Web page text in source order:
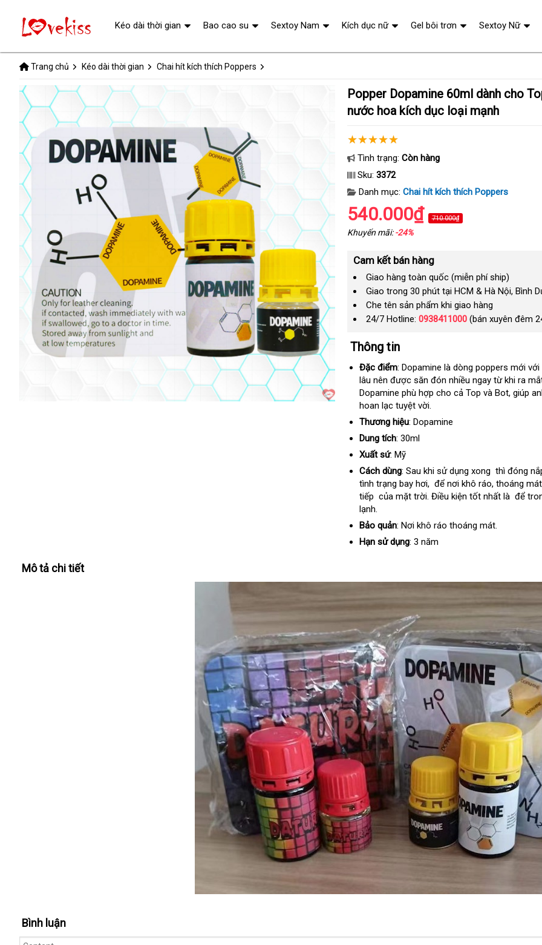
Trang chủ Kéo dài thời gian Chai hít kích thích Poppers
Popper Dopamine 60ml dành cho Top Bot chính hãng
nước hoa kích dục loại mạnh
Tình trạng: Còn hàng
Sku: 3372
Danh mục: Chai hít kích thích Poppers
540.000₫ 710.000₫
Khuyến mãi:-24%
Cam kết bán hàng
Giao hàng toàn quốc (miễn phí ship)
Giao trong 30 phút tại HCM & Hà Nội, Bình
Che tên sản phẩm khi giao hàng
24/7 Hotline: 0938411000(bán xuyên đêm
Thông tin
Đặc điểm: Dopamine là dòng poppers mới đổi
trả
với
lâu nên bền
được săn đón nhiều ngay từ khi ra
Dopamine phù hợp cho cả Top giao
và Botvệ
, giúp
hoan lạc tuyệt vời.
Thương hiệu: Dopamine
Dung tích: 30ml
Xuất sứ: Mỹ
Cách dùng: Sau khi sử dụng xong shopee
thì đóng
tình trạng bay hơi, phân
phối
để nơi khô ráotrung
tâm
, thoáng mát
tiếp đăng
ký
của mặt trờikhuyến
. Điều kiện tốt nhất là vận
để
lạnh.
Bảo quản: Nơi khô ráo thoáng mát.
Hạn sử dụng: 3 năm
Mô tả chi tiết
Dopamine
30ml
Bình luận
Kéo dài thời gian Bao cao su Sextoy Nam Kích dục nữ Gel bôi trơn Sextoy Nữ